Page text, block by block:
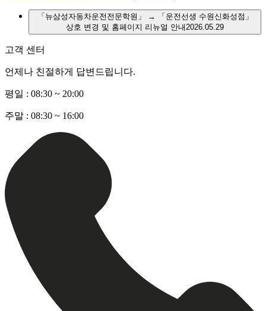
「뉴삼성자동차운전전문학원」 → 「운전선생 수원신화성점」
상호 변경 및 홈페이지 리뉴얼 안내 2026.05.29
고객 센터
언제나 친절하게 답변드립니다.
평일 : 08:30 ~ 20:00
주말 : 08:30 ~ 16:00